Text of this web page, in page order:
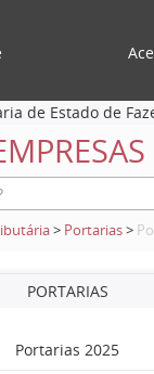
de Estado de
> Portarias>
PORTARIAS
Portarias 2025